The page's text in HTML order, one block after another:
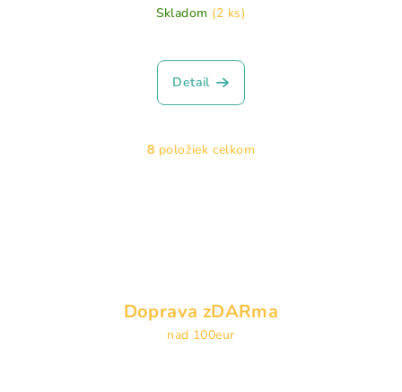
Skladom (2 ks)
Detail
O
i
e
p
8 položiek celkom
Doprava zDARma
nad 100eur